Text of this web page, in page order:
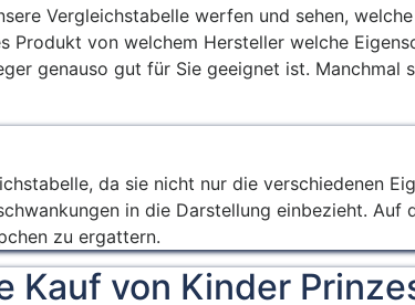
Vergleichstabelle werfen und sehen,
Produkt von welchem Hersteller welche
genauso gut für Sie geeignet ist.
da sie nicht nur die verschiedenen
in die Darstellung einbezieht. Auf
zu ergattern.
Kauf von Kinder